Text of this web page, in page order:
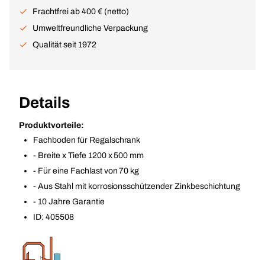
Frachtfrei ab 400 € (netto)
Umweltfreundliche Verpackung
Qualität seit 1972
Details
Produktvorteile:
Fachboden für Regalschrank
- Breite x Tiefe 1200 x 500 mm
- Für eine Fachlast von 70 kg
- Aus Stahl mit korrosionsschützender Zinkbeschichtung
- 10 Jahre Garantie
ID: 405508